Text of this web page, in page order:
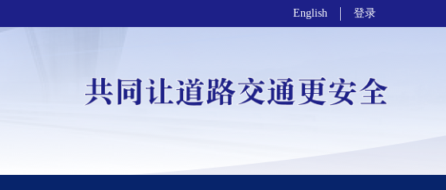
English 登录